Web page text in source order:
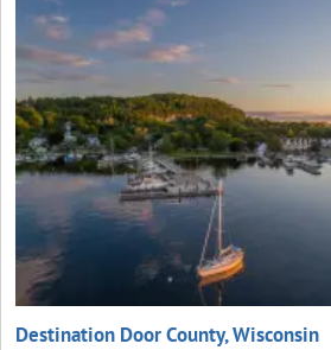
Destination Door County, Wisconsin